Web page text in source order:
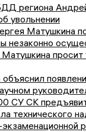
региона
увольнении
Матушкина
незаконно
СУ СК
технического